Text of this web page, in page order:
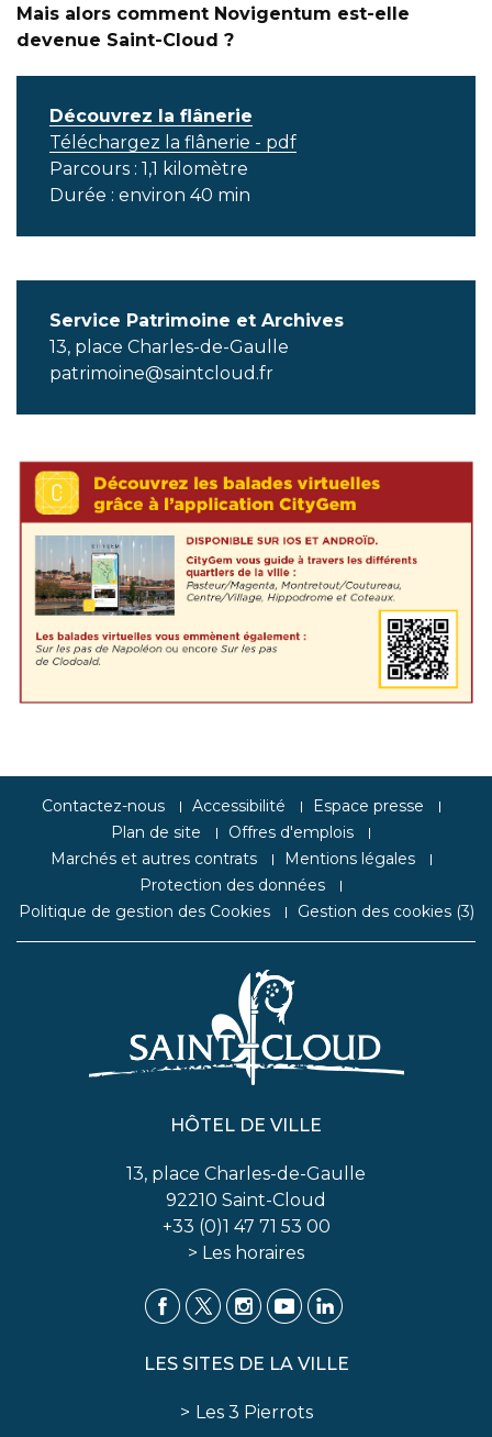
Mais alors comment Novigentum est-elle
devenue Saint-Cloud ?
Découvrez la flânerie
Téléchargez la flânerie - pdf
Parcours : 1,1 kilomètre
Durée : environ 40 min
Service Patrimoine et Archives
13, place Charles-de-Gaulle
patrimoine@saintcloud.fr
Contactez-nous Accessibilité
Espace presse
Plan de site
Offres d'emplois
Marchés et autres contrats
Mentions légales
Protection des données
Politique de gestion des Cookies
Gestion des cookies (3)
HÔTEL DE VILLE
13, place Charles-de-Gaulle
92210 Saint-Cloud
+33 (0)1 47 71 53 00
> Les horaires
LES SITES DE LA VILLE
Les 3 Pierrots